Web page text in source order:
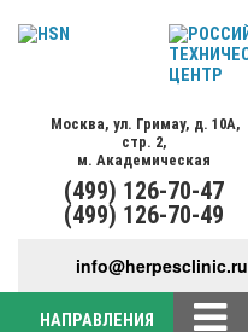
Москва, ул. Гримау, д. 10А,
стр. 2,
м. Академическая
(499) 126-70-47
(499) 126-70-49
info@herpesclinic.ru
НАПРАВЛЕНИЯ